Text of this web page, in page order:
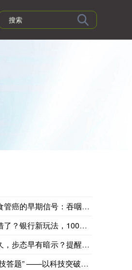
会秘书穆罕默德-巴盖尔·佐尔卡德
早期信号：吞咽不适别当&
新玩法，1000万元“首单”
有暗示？提醒：走路出现这5种
——以科技突破拓展未来产业